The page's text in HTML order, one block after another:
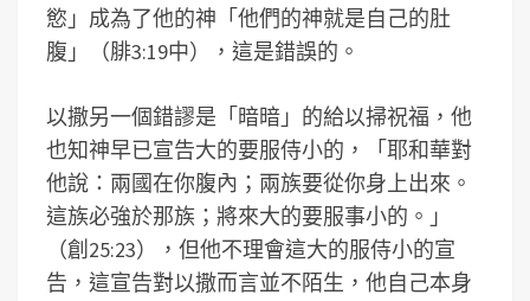
慾」成為了他的神「他們的神就是自己的肚
腹」（腓3:19中），這是錯誤的。
以撒另一個錯謬是「暗暗」的給以掃祝福，他
也知神早已宣告大的要服侍小的，「耶和華對
他說：兩國在你腹內；兩族要從你身上出來。
這族必強於那族；將來大的要服事小的。」
（創25:23），但他不理會這大的服侍小的宣
告，這宣告對以撒而言並不陌生，他自己本身